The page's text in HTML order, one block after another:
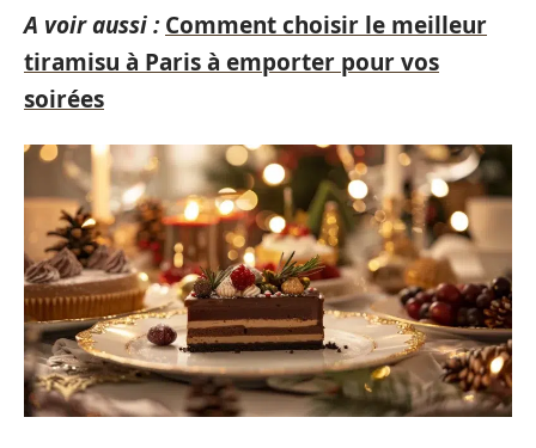
A voir aussi : Comment choisir le meilleur
tiramisu à Paris à emporter pour vos
soirées